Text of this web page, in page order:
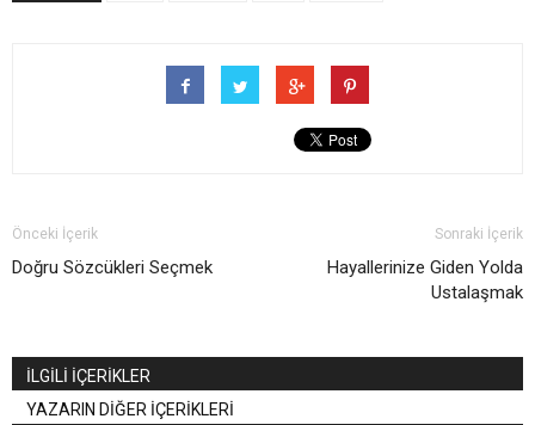
Önceki İçerik
Doğru Sözcükleri Seçmek
Sonraki İçerik
Hayallerinize Giden Yolda
Ustalaşmak
İLGİLİ İÇERİKLER
YAZARIN DİĞER İÇERİKLERİ